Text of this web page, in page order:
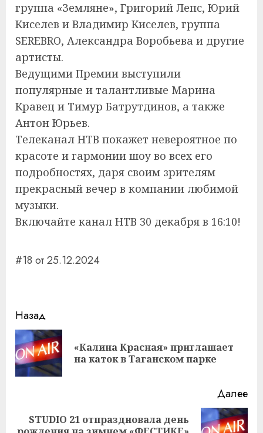
группа «Земляне», Григорий Лепс, Юрий
Киселев и Владимир Киселев, группа
SEREBRO, Александра Воробьева и другие
артисты.
Ведущими Премии выступили
популярные и талантливые Марина
Кравец и Тимур Батрутдинов, а также
Антон Юрьев.
Телеканал НТВ покажет невероятное по
красоте и гармонии шоу во всех его
подробностях, даря своим зрителям
прекрасный вечер в компании любимой
музыки.
Включайте канал НТВ 30 декабря в 16:10!
#18 от 25.12.2024
Навигация
записи
Назад
«Калина Красная» приглашает
на каток в Таганском парке
Далее
Следующая
STUDIO 21 отпраздновала день